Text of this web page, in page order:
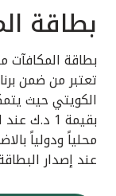
بطاقة
بطاقة المكافآت
تعتبر من ضمن
بقيمة 1
عند إصدار